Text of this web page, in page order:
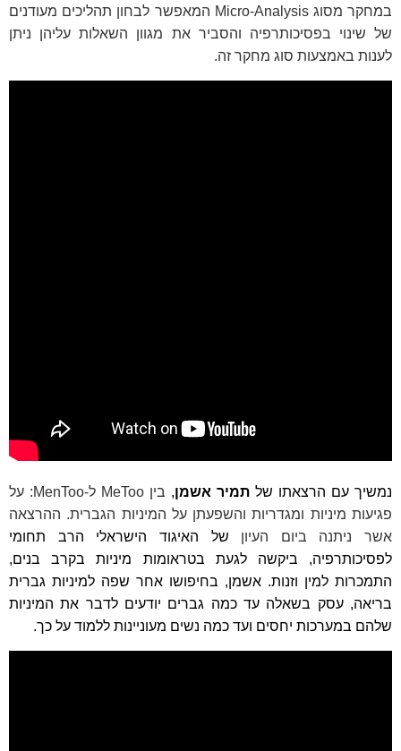
במחקר מסוגMicro-Analysis המאפשר לבחון תהליכים מעודנים
של שינוי בפסיכותרפיה והסביר את מגוון השאלות עליהן ניתן
לענות באמצעות סוג מחקר זה.
נמשיך עם הרצאתו של תמיר אשמן, בין MeToo ל-MenToo
: על
פגיעות מיניות ומגדריות והשפעתן על המיניות הגברית. ההרצאה
אשר ניתנה ביום העיון של האיגוד הישראלי הרב תחומי
לפסיכותרפיה, ביקשה לגעת בטראומות מיניות בקרב בנים,
התמכרות למין וזנות. אשמן, בחיפושו אחר שפה למיניות גברית
בריאה, עסק בשאלה עד כמה גברים יודעים לדבר את המיניות
שלהם במערכות יחסים ועד כמה נשים מעוניינות ללמוד על כך.